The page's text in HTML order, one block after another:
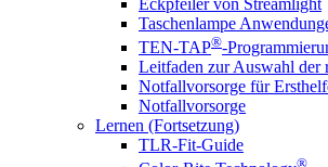
Taschenlampe
TEN-TAP®-
Leitfaden zur Auswahl der
Notfallvorsorge für
Notfallvorsorge
Lernen (Fortsetzung)
TLR-Fit-Guide
®